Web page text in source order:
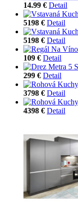
14.99 € Detail
5198 € Detail
5198 € Detail
109 € Detail
299 € Detail
3798 € Detail
4398 € Detail